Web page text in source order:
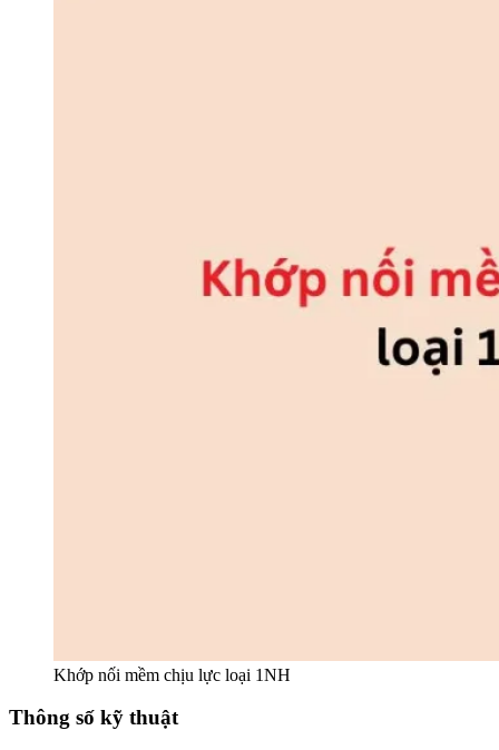
Khớp nối mềm chịu lực loại 1NH
Thông số kỹ thuật